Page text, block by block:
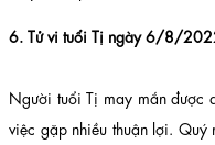
6. Tử vi tuổi Tị ngày 6/8/
Người tuổi Tị may mắn được
việc gặp nhiều thuận lợi.